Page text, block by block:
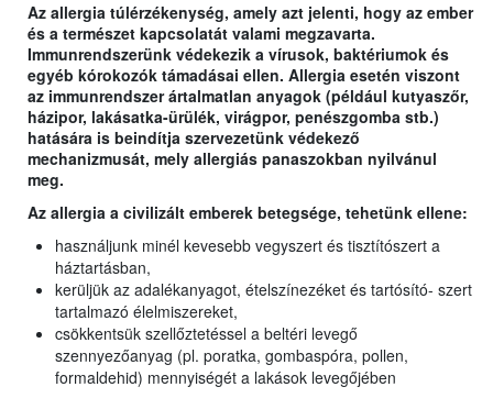
Az allergia túlérzékenység, amely azt jelenti, hogy az ember
és a természet kapcsolatát valami megzavarta.
Immunrendszerünk védekezik a vírusok, baktériumok és
egyéb kórokozók támadásai ellen. Allergia esetén viszont
az immunrendszer ártalmatlan anyagok (például kutyaszőr,
házipor, lakásatka-ürülék, virágpor, penészgomba stb.)
hatására is beindítja szervezetünk védekező
mechanizmusát, mely allergiás panaszokban nyilvánul
meg.
Az allergia a civilizált emberek betegsége, tehetünk ellene:
használjunk minél kevesebb vegyszert és tisztítószert a
háztartásban,
kerüljük az adalékanyagot, ételszínezéket és tartósító- szert
tartalmazó élelmiszereket,
csökkentsük szellőztetéssel a beltéri levegő
szennyezőanyag (pl. poratka, gombaspóra, pollen,
formaldehid) mennyiségét a lakások levegőjében